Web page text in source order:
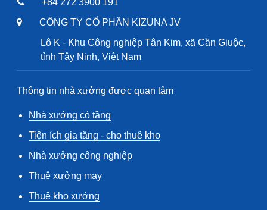
+84 272 3900 191
CÔNG TY CỔ PHẦN KIZUNA JV
Lô K - Khu Công nghiệp Tân Kim, xã Cần Giuộc,
tỉnh Tây Ninh, Việt Nam
Thông tin nhà xưởng được quan tâm
Nhà xưởng có tầng
Tiện ích gia tăng - cho thuê kho
Nhà xưởng công nghiệp
Thuê xưởng may
Thuê kho xưởng